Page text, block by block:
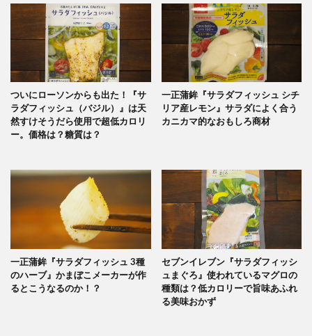
ついにローソンからも出た！『サ
ラダフィッシュ（バジル）』は天
然すけそうだら使用で超低カロリ
ー。価格は？糖質は？
一正蒲鉾『サラダフィッシュ シチ
リア産レモン』サラダによく合う
カニカマ的なおもしろ商材
一正蒲鉾『サラダフィッシュ 3種
のハーブ』かまぼこメーカーが作
るとこうなるのか！？
セブンイレブン『サラダフィッシ
ュまぐろ』使われているマグロの
種類は？低カロリーで旨味あふれ
る美味おかず